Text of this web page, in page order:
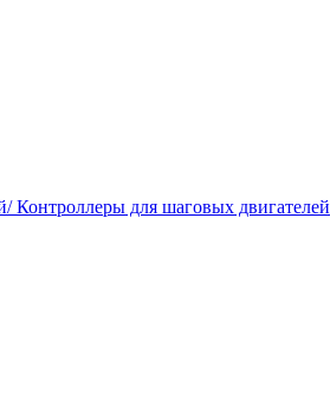
Контроллеры для шаговых двигателей